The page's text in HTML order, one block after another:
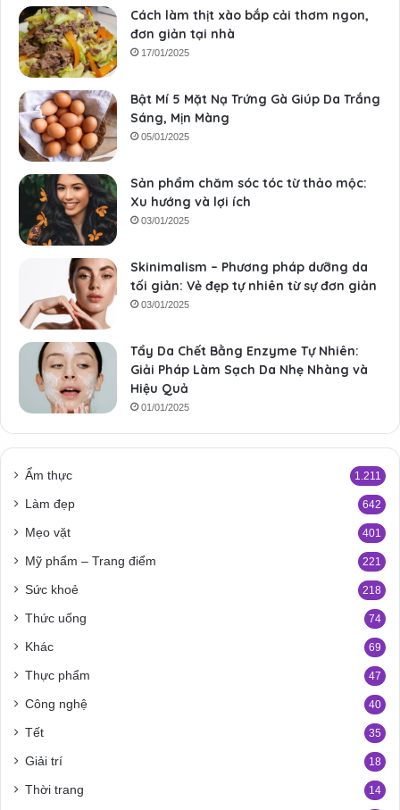
Cách làm thịt xào bắp cải thơm ngon,
đơn giản tại nhà
17/01/2025
Bật Mí 5 Mặt Nạ Trứng Gà Giúp Da Trắng
Sáng, Mịn Màng
05/01/2025
Sản phẩm chăm sóc tóc từ thảo mộc:
Xu hướng và lợi ích
03/01/2025
Skinimalism – Phương pháp dưỡng da
tối giản: Vẻ đẹp tự nhiên từ sự đơn giản
03/01/2025
Tẩy Da Chết Bằng Enzyme Tự Nhiên:
Giải Pháp Làm Sạch Da Nhẹ Nhàng và
Hiệu Quả
01/01/2025
Ẩm thực 1.211
Làm đẹp 642
Mẹo vặt 401
Mỹ phẩm – Trang điểm 221
Sức khoẻ 218
Thức uống 74
Khác 69
Thực phẩm 47
Công nghệ 40
Tết 35
Giải trí 18
Thời trang 14